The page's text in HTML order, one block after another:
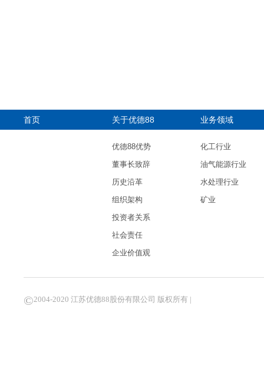
首页 关于优德88
优德88优势
董事长致辞
历史沿革
组织架构
投资者关系
社会责任
企业价值观
业务领域
化工行业
油气能源行业
水处理行业
矿业
©2004-2020 江苏优德88股份有限公司 版权所有 |